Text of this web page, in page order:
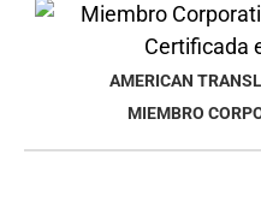
AMERICAN
MIEMBRO